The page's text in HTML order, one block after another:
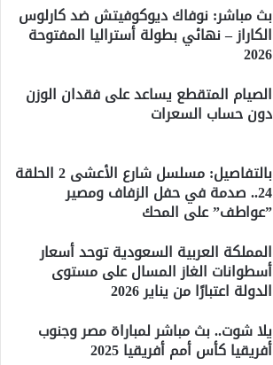
بث مباشر: نوفاك ديوكوفيتش ضد كارلوس
الكاراز – نهائي بطولة أستراليا المفتوحة
2026
الصيام المتقطع يساعد على فقدان الوزن
دون حساب السعرات
بالتفاصيل: مسلسل شارع الأعشى 2 الحلقة
24.. صدمة في حفل الزفاف ومصير
”عواطف” على المحك
المملكة العربية السعودية توحد أسعار
أسطوانات الغاز المسال على مستوى
الدولة اعتبارًا من يناير 2026
يلا شوت.. بث مباشر لمباراة مصر وجنوب
أفريقيا كأس أمم أفريقيا 2025